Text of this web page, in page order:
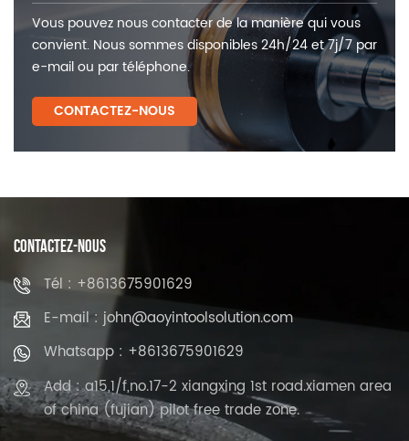
Vous pouvez nous contacter de la manière qui vous
convient. Nous sommes disponibles 24h/24 et 7j/7 par
e-mail ou par téléphone.
CONTACTEZ-NOUS
CONTACTEZ-NOUS
Tél : +8613675901629
E-mail : john@aoyintoolsolution.com
Whatsapp : +8613675901629
Add : a15,1/f,no.17-2 xiangxing 1st road.xiamen area
of china (fujian) pilot free trade zone.